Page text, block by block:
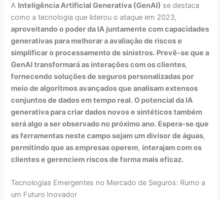
A Inteligência Artificial Generativa (GenAI) se destaca
como a tecnologia que liderou o ataque em 2023,
aproveitando o poder da IA juntamente com capacidades
generativas para melhorar a avaliação de riscos e
simplificar o processamento de sinistros. Prevê-se que a
GenAI transformará as interações com os clientes,
fornecendo soluções de seguros personalizadas por
meio de algoritmos avançados que analisam extensos
conjuntos de dados em tempo real. O potencial da IA
generativa para criar dados novos e sintéticos também
será algo a ser observado no próximo ano. Espera-se que
as ferramentas neste campo sejam um divisor de águas,
permitindo que as empresas operem, interajam com os
clientes e gerenciem riscos de forma mais eficaz.
Tecnologias Emergentes no Mercado de Seguros: Rumo a
um Futuro Inovador